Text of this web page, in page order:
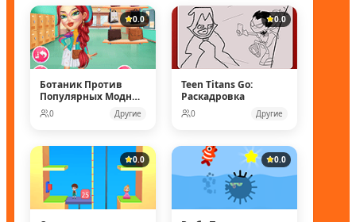
0.0
Ботаник Против
Популярных Модных
Кукол
0 Другие
0.0
Teen Titans Go:
Раскадровка
0 Другие
0.0 0.0